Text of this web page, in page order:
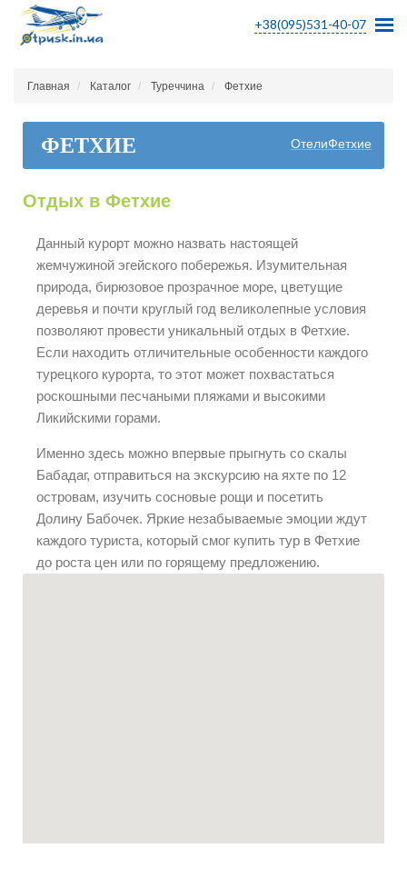
+38(095)531-40-07
Главная Каталог Туреччина Фетхие
ФЕТХИЕ ОтелиФетхие
Отдых в Фетхие
Данный курорт можно назвать настоящей
жемчужиной эгейского побережья. Изумительная
природа, бирюзовое прозрачное море, цветущие
деревья и почти круглый год великолепные условия
позволяют провести уникальный отдых в Фетхие.
Если находить отличительные особенности каждого
турецкого курорта, то этот может похвастаться
роскошными песчаными пляжами и высокими
Ликийскими горами.
Именно здесь можно впервые прыгнуть со скалы
Бабадаг, отправиться на экскурсию на яхте по 12
островам, изучить сосновые рощи и посетить
Долину Бабочек. Яркие незабываемые эмоции ждут
каждого туриста, который смог купить тур в Фетхие
до роста цен или по горящему предложению.